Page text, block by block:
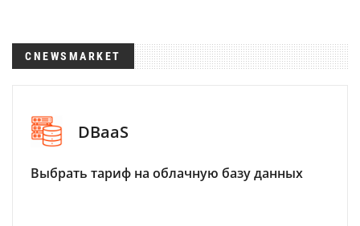
CNEWSMARKET
DBaaS
Выбрать тариф на облачную базу данных